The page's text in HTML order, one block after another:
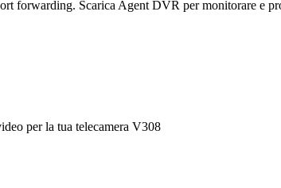
forwarding. Scarica Agent DVR per monitorare e
per la tua telecamera V308